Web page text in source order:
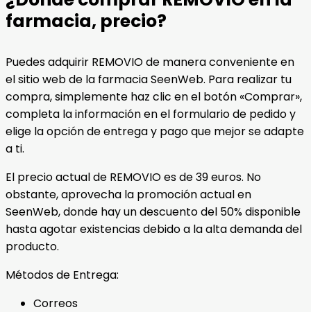
farmacia, precio?
Puedes adquirir REMOVIO de manera conveniente en
el sitio web de la farmacia SeenWeb. Para realizar tu
compra, simplemente haz clic en el botón «Comprar»,
completa la información en el formulario de pedido y
elige la opción de entrega y pago que mejor se adapte
a ti.
El precio actual de REMOVIO es de 39 euros. No
obstante, aprovecha la promoción actual en
SeenWeb, donde hay un descuento del 50% disponible
hasta agotar existencias debido a la alta demanda del
producto.
Métodos de Entrega:
Correos